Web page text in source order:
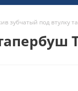
зубчатый под втулку